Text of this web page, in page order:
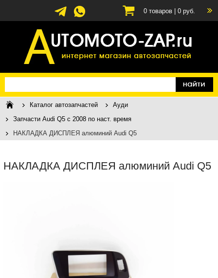
0 товаров | 0 руб.
Каталог автозапчастей
Ауди
Запчасти Audi Q5 c 2008 по наст. время
НАКЛАДКА ДИСПЛЕЯ алюминий Audi Q5
НАКЛАДКА ДИСПЛЕЯ алюминий Audi Q5